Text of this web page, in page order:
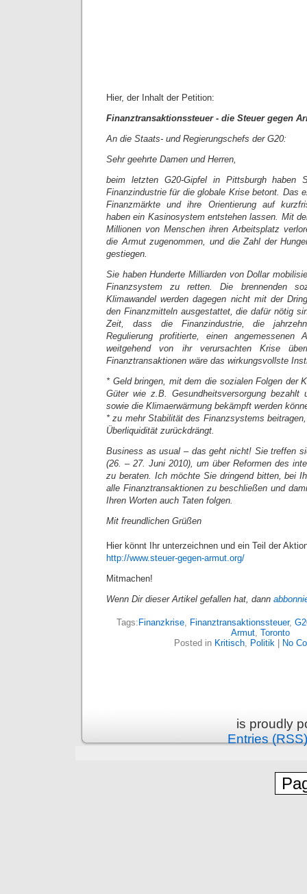
Hier, der Inhalt der Petition:
Finanztransaktionssteuer - die Steuer gegen
An die Staats- und Regierungschefs der G20:
Sehr geehrte Damen und Herren,
beim letzten G20-Gipfel in Pittsburgh haben
Finanzindustrie für die globale Krise betont. Das
Finanzmärkte und ihre Orientierung auf
haben ein Kasinosystem entstehen lassen. Mit
Millionen von Menschen ihren Arbeitsplatz
die Armut zugenommen, und die Zahl der
gestiegen.
Sie haben Hunderte Milliarden von Dollar
Finanzsystem zu retten. Die brennenden
Klimawandel werden dagegen nicht mit der
den Finanzmitteln ausgestattet, die dafür nötig
Zeit, dass die Finanzindustrie, die
Regulierung profitierte, einen
weitgehend von ihr verursachten Krise
Finanztransaktionen wäre das wirkungsvollste
* Geld bringen, mit dem die sozialen Folgen der
Güter wie z.B. Gesundheitsversorgung
sowie die Klimaerwärmung bekämpft werden
* zu mehr Stabilität des Finanzsystems
Überliquidität zurückdrängt.
Business as usual – das geht nicht! Sie treffen
(26. – 27. Juni 2010), um über Reformen des
zu beraten. Ich möchte Sie dringend bitten, bei
alle Finanztransaktionen zu beschließen und
Ihren Worten auch Taten folgen.
Mit freundlichen Grüßen
Hier könnt Ihr unterzeichnen und ein Teil der
http://www.steuer-gegen-armut.org/
Mitmachen!
Wenn Dir dieser Artikel gefallen hat, dann
Tags: Finanzkrise, Finanztransaktionssteuer,
Armut, Toronto
Posted in Kritisch, Politik No
is proudly
Entries (RSS)